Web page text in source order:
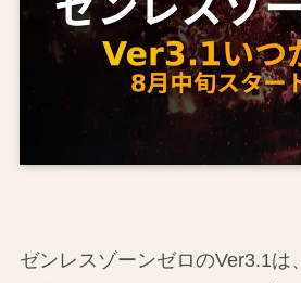
ゼンレスゾーンゼロのVer3.1は、